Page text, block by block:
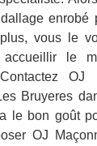
enrobé
vous le
le
OJ
Bruyeres
le bon goût
OJ